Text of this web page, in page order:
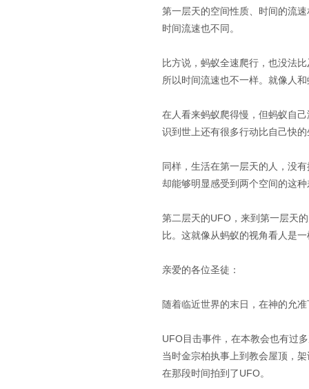
第一层天的空间性质、时间的流
时间流速也不同。
比方说，蚂蚁全速爬行，也没法
所以时间流速也不一样。就像人
在人看来蚂蚁爬得慢，但蚂蚁自
识到世上还有很多行动比自己快
同样，生活在第一层天的人，没
却能够明显感受到两个空间的这
第二层天的UFO，来到第一层天
比。这就像从蚂蚁的视角看人是
亲爱的各位圣徒：
随着临近世界的末日，在神的允
UFO目击事件，在本教会也有过
当时金宗柏执事上到教会屋顶，
在那段时间拍到了UFO。